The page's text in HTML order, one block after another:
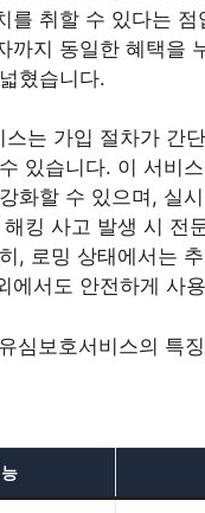
를 취할 수 있다는 점
까지 동일한 혜택을
혔습니다.
스는 가입 절차가 간
있습니다. 이 서비
화할 수 있으며, 실
킹 사고 발생 시 전
, 로밍 상태에서는
에서도 안전하게 사
심보호서비스의 특